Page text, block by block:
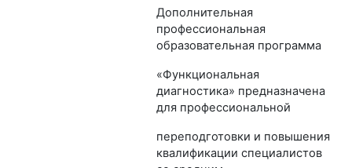
Дополнительная
профессиональная
образовательная программа
«Функциональная
диагностика» предназначена
для профессиональной
переподготовки и повышения
квалификации специалистов